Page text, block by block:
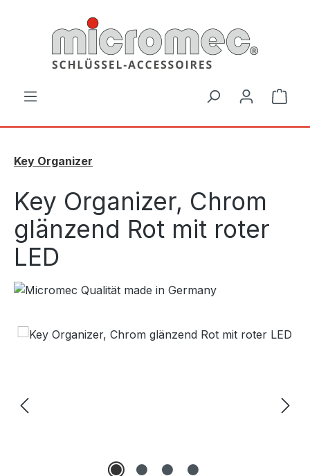
Zum Hauptinhalt springen
Key Organizer
Key Organizer, Chrom
glänzend Rot mit roter
LED
Bildergalerie überspringen